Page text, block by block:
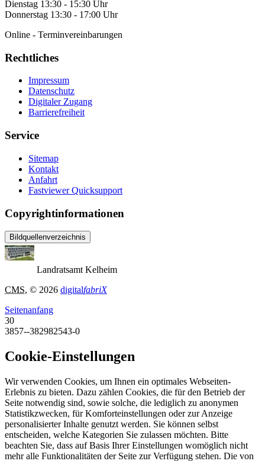
Dienstag 13:30 - 15:30 Uhr
Donnerstag 13:30 - 17:00 Uhr
Online - Terminvereinbarungen
Rechtliches
Impressum
Datenschutz
Digitaler Zugang
Barrierefreiheit
Service
Sitemap
Kontakt
Anfahrt
Fastviewer Quicksupport
Copyrightinformationen
Bildquellenverzeichnis
Landratsamt Kelheim
CMS, © 2026 digitalfabriX
Seitenanfang
30
3857--382982543-0
Cookie-Einstellungen
Wir verwenden Cookies, um Ihnen ein optimales Webseiten-
Erlebnis zu bieten. Dazu zählen Cookies, die für den Betrieb der
Seite notwendig sind, sowie solche, die lediglich zu anonymen
Statistikzwecken, für Komforteinstellungen oder zur Anzeige
personalisierter Inhalte genutzt werden. Sie können selbst
entscheiden, welche Kategorien Sie zulassen möchten. Bitte
beachten Sie, dass auf Basis Ihrer Einstellungen womöglich nicht
mehr alle Funktionalitäten der Seite zur Verfügung stehen. Die von